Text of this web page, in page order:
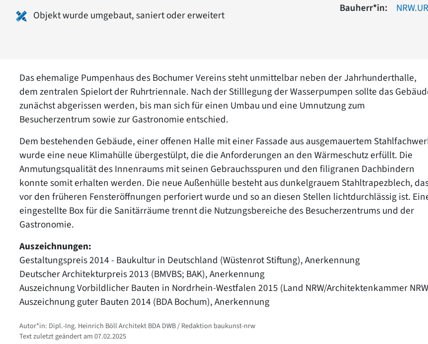
Objekt wurde umgebaut, saniert oder erweitert
Bauherr*in:
Das ehemalige Pumpenhaus des Bochumer Vereins steht unmittelbar neben der Jahrhunderthalle,
dem zentralen Spielort der Ruhrtriennale. Nach der Stilllegung der Wasserpumpen sollte das
zunächst abgerissen werden, bis man sich für einen Umbau und eine Umnutzung zum
Besucherzentrum sowie zur Gastronomie entschied.
Dem bestehenden Gebäude, einer offenen Halle mit einer Fassade aus ausgemauertem
wurde eine neue Klimahülle übergestülpt, die die Anforderungen an den Wärmeschutz erfüllt. Die
Anmutungsqualität des Innenraums mit seinen Gebrauchsspuren und den filigranen Dachbindern
konnte somit erhalten werden. Die neue Außenhülle besteht aus dunkelgrauem Stahltrapezblech,
vor den früheren Fensteröffnungen perforiert wurde und so an diesen Stellen lichtdurchlässig ist.
eingestellte Box für die Sanitärräume trennt die Nutzungsbereiche des Besucherzentrums und der
Gastronomie.
Auszeichnungen:
Gestaltungspreis 2014 - Baukultur in Deutschland (Wüstenrot Stiftung), Anerkennung
Deutscher Architekturpreis 2013 (BMVBS; BAK), Anerkennung
Auszeichnung Vorbildlicher Bauten in Nordrhein-Westfalen 2015 (Land NRW/Architektenkammer
Auszeichnung guter Bauten 2014 (BDA Bochum), Anerkennung
Autor*in: Dipl.-Ing. Heinrich Böll Architekt BDA DWB / Redaktion baukunst-nrw
Text zuletzt geändert am 07.02.2025